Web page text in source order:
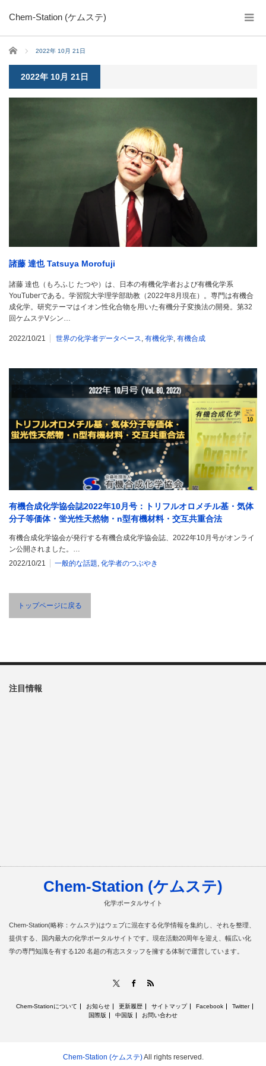
Chem-Station (ケムステ)
ホーム 2022年 10月 21日
2022年 10月 21日
諸藤 達也 Tatsuya Morofuji
諸藤 達也（もろふじ たつや）は、日本の有機化学者および有機化学系
YouTuberである。学習院大学理学部助教（2022年8月現在）。専門は有機合
成化学。研究テーマはイオン性化合物を用いた有機分子変換法の開発。第32
回ケムステVシン…
2022/10/21 世界の化学者データベース 有機化学 有機合成
有機合成化学協会誌2022年10月号：トリフルオロメチル基・気体
分子等価体・蛍光性天然物・n型有機材料・交互共重合法
有機合成化学協会が発行する有機合成化学協会誌、2022年10月号がオンライ
ン公開されました。…
2022/10/21
一般的な話題, 化学者のつぶやき
トップページに戻る
注目情報
Chem-Station (ケムステ)
化学ポータルサイト
Chem-Station(略称：ケムステ)はウェブに混在する化学情報を集約し、それを整理、
提供する、国内最大の化学ポータルサイトです。現在活動20周年を迎え、幅広い化
学の専門知識を有する120 名超の有志スタッフを擁する体制で運営しています。
Facebook
Chem-Stationについて お知らせ 更新履歴 サイトマップ Facebook
Twitter
国際版
中国版 お問い合わせ
Chem-Station (ケムステ)All rights reserved.